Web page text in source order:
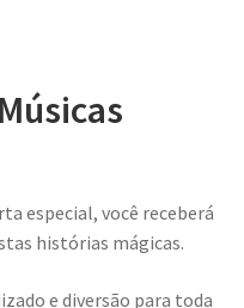
especial, você receberá
histórias mágicas.
e diversão para toda